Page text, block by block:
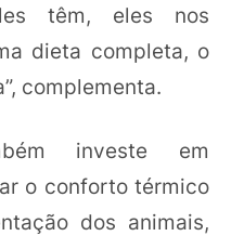
têm, eles nos
dieta completa, o
complementa.
investe em
o conforto térmico
dos animais,